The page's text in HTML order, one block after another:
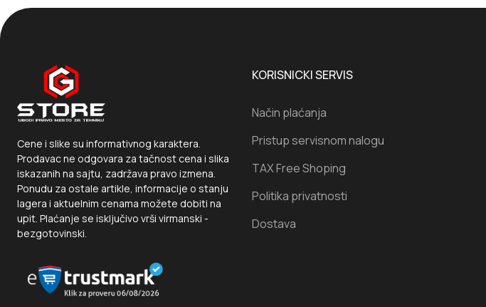
Cene i slike su informativnog karaktera.
Prodavac ne odgovara za tačnost cena i slika
iskazanih na sajtu, zadržava pravo izmena.
Ponudu za ostale artikle, informacije o stanju
lagera i aktuelnim cenama možete dobiti na
upit. Plaćanje se isključivo vrši virmanski -
bezgotovinski.
KORISNICKI SERVIS
Način plaćanja
Pristup servisnom nalogu
TAX Free Shoping
Politika privatnosti
Dostava